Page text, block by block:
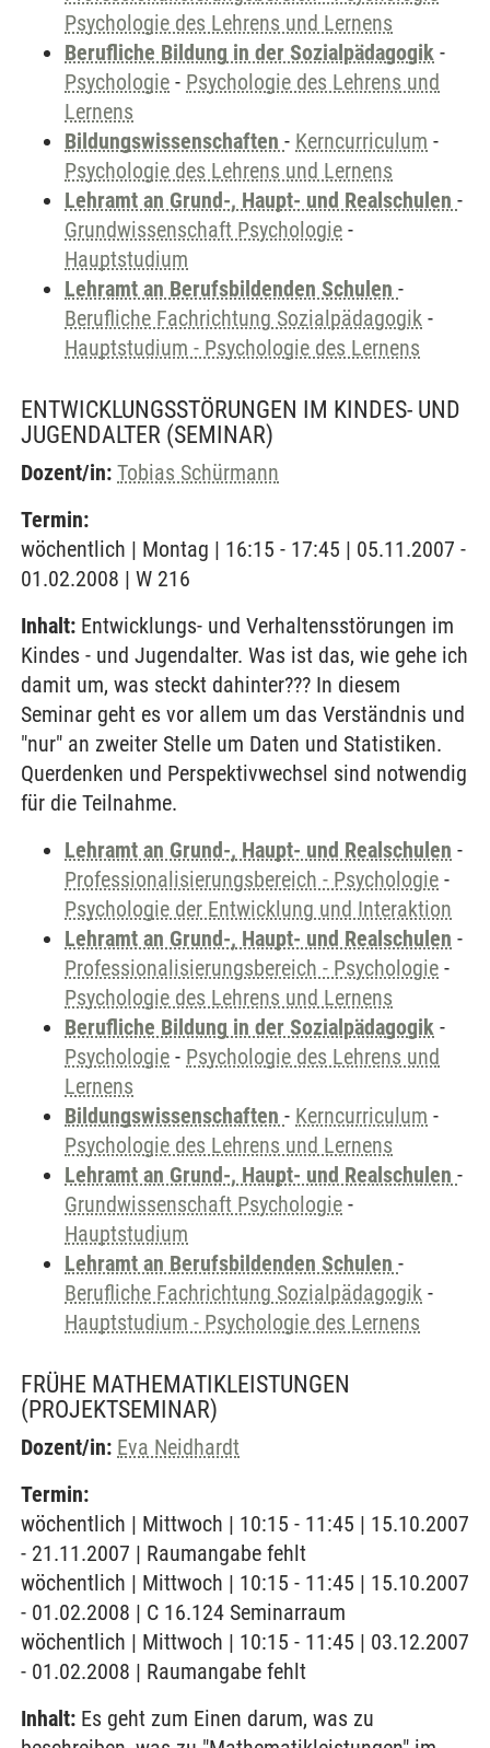
Psychologie des Lehrens und Lernens
Berufliche Bildung in der Sozialpädagogik -
Psychologie - Psychologie des Lehrens und
Lernens
Bildungswissenschaften - Kerncurriculum -
Psychologie des Lehrens und Lernens
Lehramt an Grund-, Haupt- und Realschulen -
Grundwissenschaft Psychologie -
Hauptstudium
Lehramt an Berufsbildenden Schulen -
Berufliche Fachrichtung Sozialpädagogik -
Hauptstudium - Psychologie des Lernens
ENTWICKLUNGSSTÖRUNGEN IM KINDES- UND
JUGENDALTER (SEMINAR)
Dozent/in: Tobias Schürmann
Termin:
wöchentlich | Montag | 16:15 - 17:45 | 05.11.2007 -
01.02.2008 | W 216
Inhalt: Entwicklungs- und Verhaltensstörungen im
Kindes - und Jugendalter. Was ist das, wie gehe ich
damit um, was steckt dahinter??? In diesem
Seminar geht es vor allem um das Verständnis und
"nur" an zweiter Stelle um Daten und Statistiken.
Querdenken und Perspektivwechsel sind notwendig
für die Teilnahme.
Lehramt an Grund-, Haupt- und Realschulen -
Professionalisierungsbereich - Psychologie -
Psychologie der Entwicklung und Interaktion
Lehramt an Grund-, Haupt- und Realschulen -
Professionalisierungsbereich - Psychologie -
Psychologie des Lehrens und Lernens
Berufliche Bildung in der Sozialpädagogik -
Psychologie - Psychologie des Lehrens und
Lernens
Bildungswissenschaften - Kerncurriculum -
Psychologie des Lehrens und Lernens
Lehramt an Grund-, Haupt- und Realschulen -
Grundwissenschaft Psychologie -
Hauptstudium
Lehramt an Berufsbildenden Schulen -
Berufliche Fachrichtung Sozialpädagogik -
Hauptstudium - Psychologie des Lernens
FRÜHE MATHEMATIKLEISTUNGEN
(PROJEKTSEMINAR)
Dozent/in: Eva Neidhardt
Termin:
wöchentlich | Mittwoch | 10:15 - 11:45 | 15.10.2007
- 21.11.2007 | Raumangabe fehlt
wöchentlich | Mittwoch | 10:15 - 11:45 | 15.10.2007
- 01.02.2008 | C 16.124 Seminarraum
wöchentlich | Mittwoch | 10:15 - 11:45 | 03.12.2007
- 01.02.2008 | Raumangabe fehlt
Inhalt: Es geht zum Einen darum, was zu